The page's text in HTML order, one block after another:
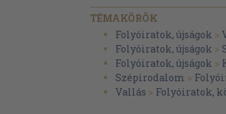
Az első magyar költőnő
B. L.: Dalmady Győző
Blazovich Jákó: Karl
A gépember nyomán
Dénes Gizella:
TÉMAKÖRÖK
Folyóiratok, újságok >
Folyóiratok, újságok >
Folyóiratok, újságok >
Szépirodalom >
Vallás > Folyóiratok,